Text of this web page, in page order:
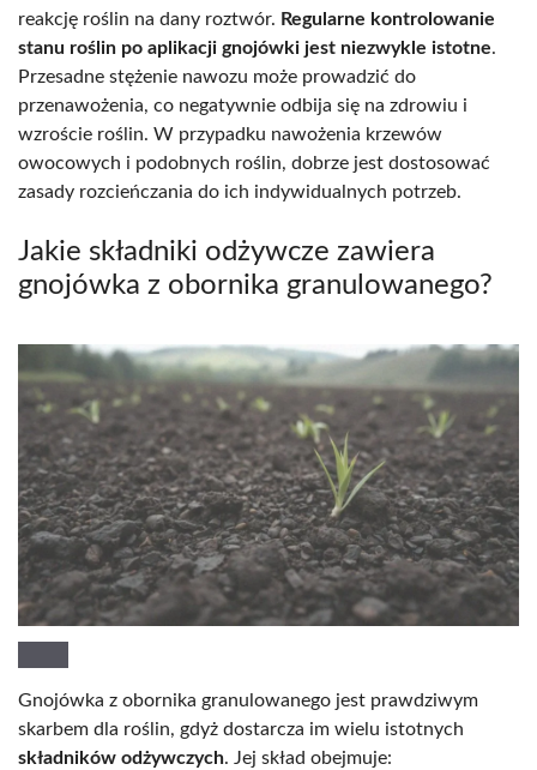
reakcję roślin na dany roztwór. Regularne kontrolowanie
stanu roślin po aplikacji gnojówki jest niezwykle istotne.
Przesadne stężenie nawozu może prowadzić do
przenawożenia, co negatywnie odbija się na zdrowiu i
wzroście roślin. W przypadku nawożenia krzewów
owocowych i podobnych roślin, dobrze jest dostosować
zasady rozcieńczania do ich indywidualnych potrzeb.
Jakie składniki odżywcze zawiera
gnojówka z obornika granulowanego?
Gnojówka z obornika granulowanego jest prawdziwym
skarbem dla roślin, gdyż dostarcza im wielu istotnych
składników odżywczych. Jej skład obejmuje: